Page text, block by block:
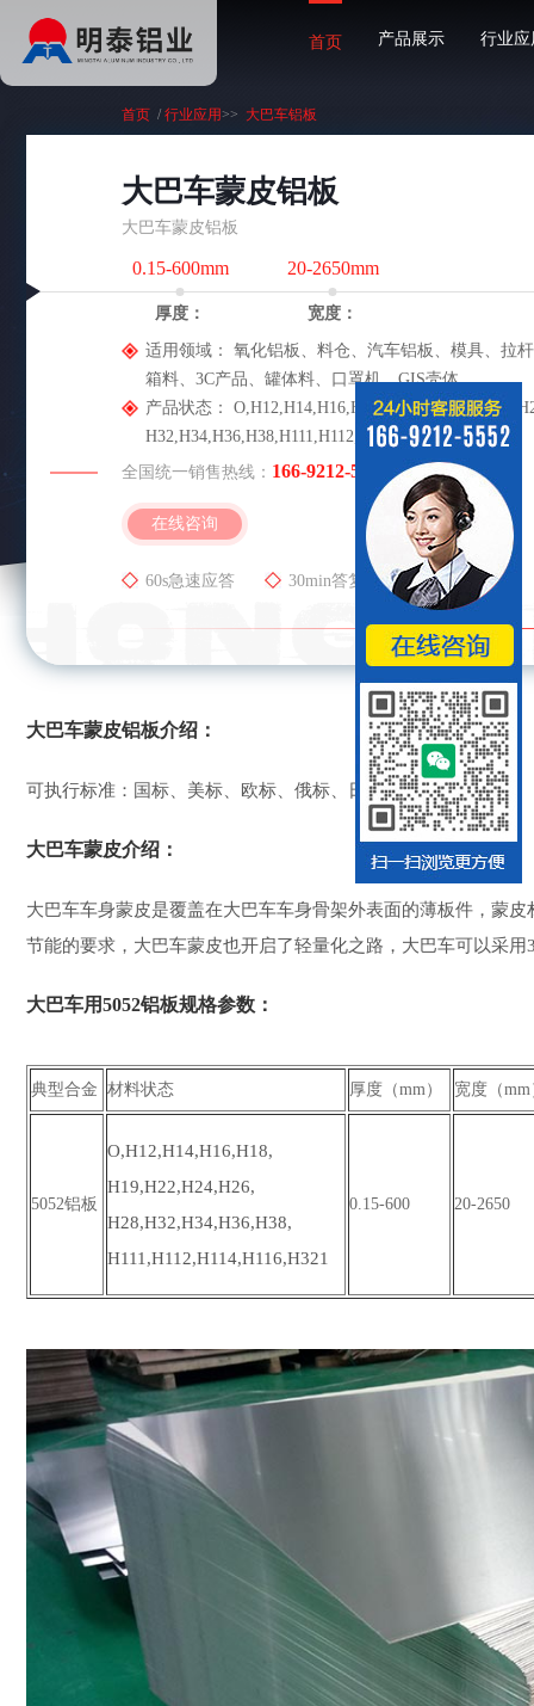
首页 产品展示 行业应
首页 / 行业应用>> 大巴车铝板
大巴车蒙皮铝板
大巴车蒙皮铝板
厚度：
0.15-600mm
宽度：
20-2650mm
适用领域：
氧化铝板、料仓、汽车铝板、模具、拉
箱料、3C产品、罐体料、口罩机、GIS壳体
产品状态：
H32,H34,H36,H38,H111,H112,H114,H116,H321
全国统一销售热线： 166-9212-5552
在线咨询
60s急速应答 30min答复 24h全天服务
大巴车蒙皮铝板介绍：
可执行标准：国标、美标、欧标、俄标、日标等
大巴车蒙皮介绍：
大巴车车身蒙皮是覆盖在大巴车车身骨架外表面的薄板件，蒙
节能的要求，大巴车蒙皮也开启了轻量化之路，大巴车可以采用
大巴车用5052铝板规格参数：
典型合金 材料状态 厚度（mm） 宽度（mm
5052铝板
O,H12,H14,H16,H18,
H19,H22,H24,H26,
H28,H32,H34,H36,H38,
H111,H112,H114,H116,H321
0.15-600 20-2650